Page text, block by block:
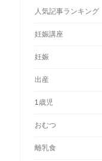
人気記事ランキング
妊娠講座
妊娠
出産
1歳児
おむつ
離乳食